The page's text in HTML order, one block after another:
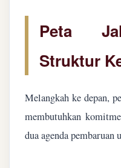
Peta
Struktur
Melangkah ke depan,
membutuhkan
dua agenda pembaruan